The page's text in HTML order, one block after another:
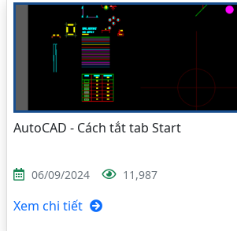
AutoCAD - Cách tắt tab Start
06/09/2024 11,987
Xem chi tiết